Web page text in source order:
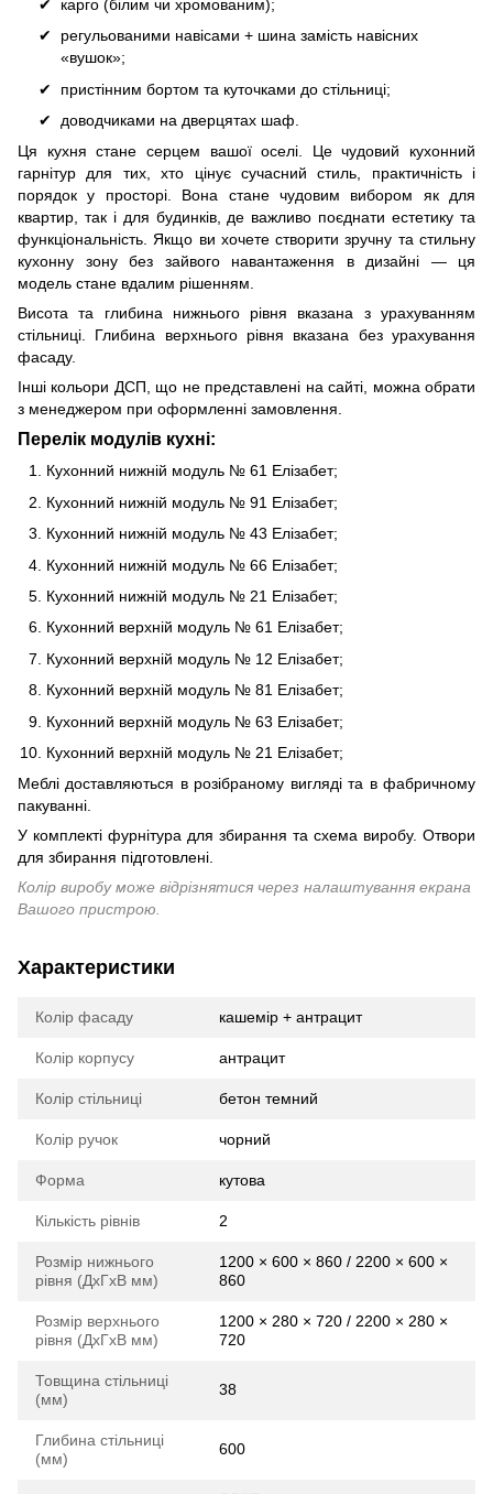
карго (білим чи хромованим);
регульованими навісами + шина замість навісних
«вушок»;
пристінним бортом та куточками до стільниці;
доводчиками на дверцятах шаф.
Ця кухня стане серцем вашої оселі. Це чудовий кухонний
гарнітур для тих, хто цінує сучасний стиль, практичність і
порядок у просторі. Вона стане чудовим вибором як для
квартир, так і для будинків, де важливо поєднати естетику та
функціональність. Якщо ви хочете створити зручну та стильну
кухонну зону без зайвого навантаження в дизайні — ця
модель стане вдалим рішенням.
Висота та глибина нижнього рівня вказана з урахуванням
стільниці. Глибина верхнього рівня вказана без урахування
фасаду.
Інші кольори ДСП, що не представлені на сайті, можна обрати
з менеджером при оформленні замовлення.
Перелік модулів кухні:
Кухонний нижній модуль № 61 Елізабет;
Кухонний нижній модуль № 91 Елізабет;
Кухонний нижній модуль № 43 Елізабет;
Кухонний нижній модуль № 66 Елізабет;
Кухонний нижній модуль № 21 Елізабет;
Кухонний верхній модуль № 61 Елізабет;
Кухонний верхній модуль № 12 Елізабет;
Кухонний верхній модуль № 81 Елізабет;
Кухонний верхній модуль № 63 Елізабет;
Кухонний верхній модуль № 21 Елізабет;
Меблі доставляються в розібраному вигляді та в фабричному
пакуванні.
У комплекті фурнітура для збирання та схема виробу. Отвори
для збирання підготовлені.
Колір виробу може відрізнятися через налаштування екрана
Вашого пристрою.
Характеристики
Колір фасаду кашемір + антрацит
Колір корпусу антрацит
Колір стільниці бетон темний
Колір ручок чорний
Форма кутова
Кількість рівнів 2
Розмір нижнього
рівня (ДхГхВ мм)
1200 × 600 × 860 / 2200 × 600 ×
860
Розмір верхнього
рівня (ДхГхВ мм)
1200 × 280 × 720 / 2200 × 280 ×
720
Товщина стільниці
(мм)
38
Глибина стільниці
(мм)
600